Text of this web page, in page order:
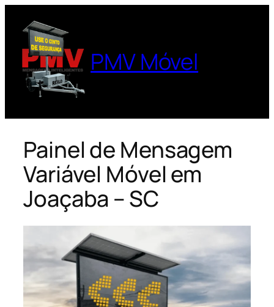
para
conteúdo
PMV Móvel
Painel de Mensagem
Variável Móvel em
Joaçaba – SC